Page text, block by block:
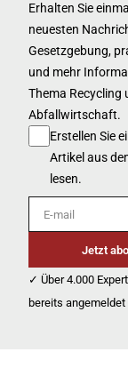
Erhalten Sie
neuesten
Gesetzgebung,
und mehr
Thema Recycling
Abfallwirtschaft.
Erstellen Sie
Artikel aus
lesen.
E-mail
Jetzt
✓ Über 4.000
bereits angemeldet